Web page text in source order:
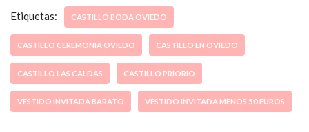
Etiquetas: CASTILLO BODA OVIEDO
CASTILLO CEREMONIA OVIEDO CASTILLO EN OVIEDO
CASTILLO LAS CALDAS CASTILLO PRIORIO
VESTIDO INVITADA BARATO VESTIDO INVITADA MENOS 50 EUROS